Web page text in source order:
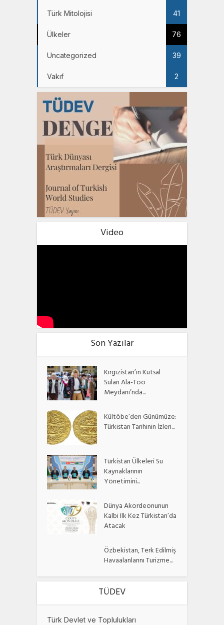
Türk Mitolojisi 41
Ülkeler 76
Uncategorized 39
Vakıf 2
Video
Son Yazılar
Kırgızistan’ın Kutsal
Suları Ala-Too
Meydanı’nda...
Kültöbe’den Günümüze:
Türkistan Tarihinin İzleri...
Türkistan Ülkeleri Su
Kaynaklarının
Yönetimini...
Dünya Akordeonunun
Kalbi Ilk Kez Türkistan’da
Atacak
Özbekistan, Terk Edilmiş
Havaalanlarını Turizme...
TÜDEV
Türk Devlet ve Toplulukları